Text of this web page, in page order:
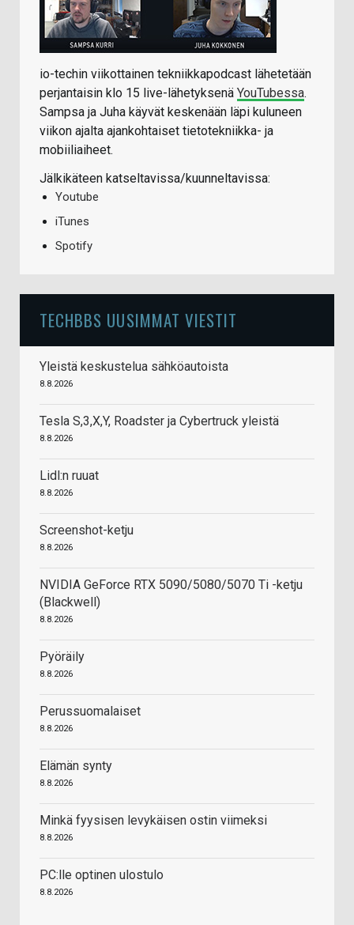
io-techin viikottainen tekniikkapodcast lähetetään
perjantaisin klo 15 live-lähetyksenä YouTubessa.
Sampsa ja Juha käyvät keskenään läpi kuluneen
viikon ajalta ajankohtaiset tietotekniikka- ja
mobiiliaiheet.
Jälkikäteen katseltavissa/kuunneltavissa:
Youtube
iTunes
Spotify
TECHBBS UUSIMMAT VIESTIT
Yleistä keskustelua sähköautoista
8.8.2026
Tesla S,3,X,Y, Roadster ja Cybertruck yleistä
8.8.2026
Lidl:n ruuat
8.8.2026
Screenshot-ketju
8.8.2026
NVIDIA GeForce RTX 5090/5080/5070 Ti -ketju
(Blackwell)
8.8.2026
Pyöräily
8.8.2026
Perussuomalaiset
8.8.2026
Elämän synty
8.8.2026
Minkä fyysisen levykäisen ostin viimeksi
8.8.2026
PC:lle optinen ulostulo
8.8.2026